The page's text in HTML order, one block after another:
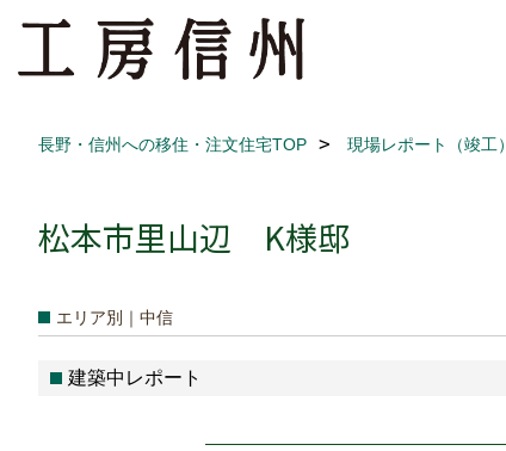
長野・信州への移住・注文住宅TOP 現場レポート（竣工）
松本市里山辺 K様邸
エリア別｜中信
建築中レポート